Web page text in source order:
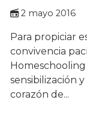
2 mayo 2016
Para propiciar
convivencia
sensibilización
corazón de...